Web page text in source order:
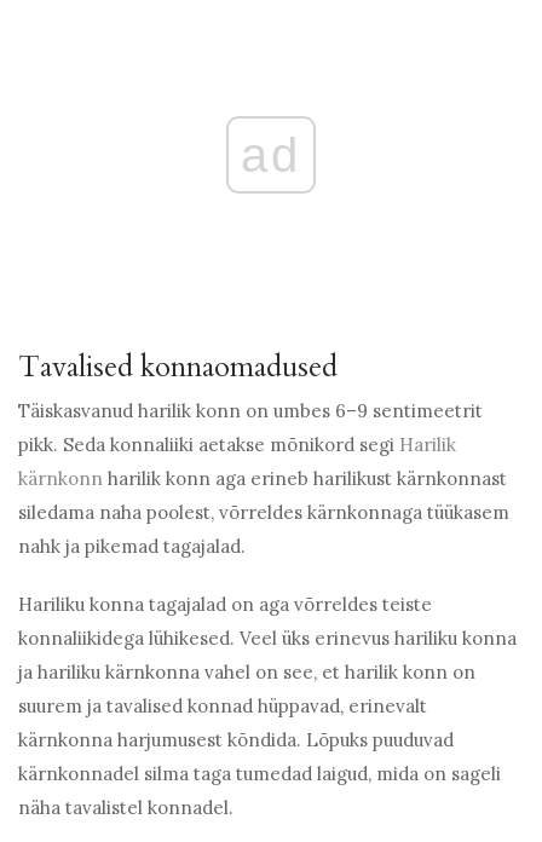
ad
Tavalised konnaomadused
Täiskasvanud harilik konn on umbes 6–9 sentimeetrit
pikk. Seda konnaliiki aetakse mõnikord segi Harilik
kärnkonn harilik konn aga erineb harilikust kärnkonnast
siledama naha poolest, võrreldes kärnkonnaga tüükasem
nahk ja pikemad tagajalad.
Hariliku konna tagajalad on aga võrreldes teiste
konnaliikidega lühikesed. Veel üks erinevus hariliku konna
ja hariliku kärnkonna vahel on see, et harilik konn on
suurem ja tavalised konnad hüppavad, erinevalt
kärnkonna harjumusest kõndida. Lõpuks puuduvad
kärnkonnadel silma taga tumedad laigud, mida on sageli
näha tavalistel konnadel.